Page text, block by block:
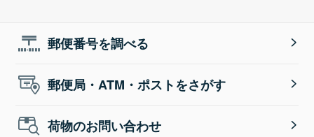
郵便番号を調べる
郵便局・ATM・ポストをさがす
荷物のお問い合わせ